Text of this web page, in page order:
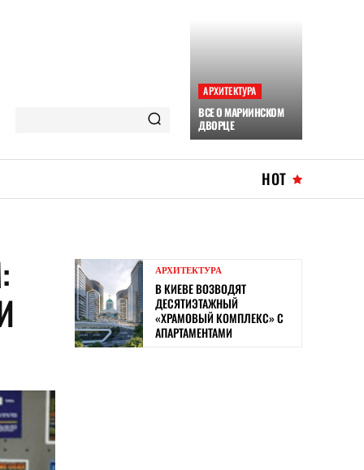
АРХИТЕКТУРА
ВСЕ О МАРИИНСКОМ
ДВОРЦЕ
HOT
АРХИТЕКТУРА
В КИЕВЕ ВОЗВОДЯТ
ДЕСЯТИЭТАЖНЫЙ
«ХРАМОВЫЙ КОМПЛЕКС» С
АПАРТАМЕНТАМИ